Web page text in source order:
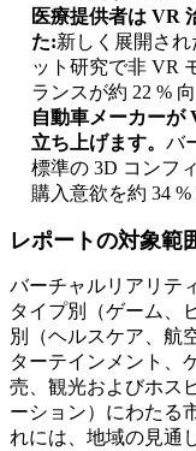
医療提供者は VR
た:新しく展開さ
ット研究で非 VR
ランスが約 22 %
自動車メーカーが
立ち上げます。 バ
標準の 3D コンフ
購入意欲を約 34 %
レポートの対象範
バーチャルリアリテ
タイプ別（ゲーム、
別（ヘルスケア、航
ターテインメント、
売、観光およびホス
ーション）にわたる
れには、地域の見通